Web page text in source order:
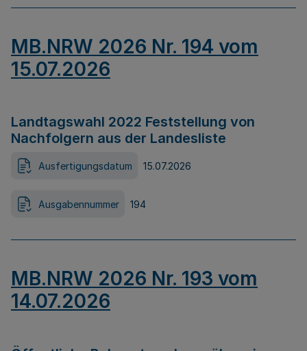
MB.NRW 2026 Nr. 194 vom
15.07.2026
Landtagswahl 2022 Feststellung von
Nachfolgern aus der Landesliste
Ausfertigungsdatum 15.07.2026
Ausgabennummer 194
MB.NRW 2026 Nr. 193 vom
14.07.2026